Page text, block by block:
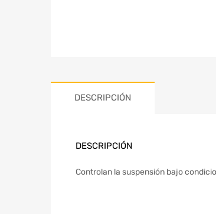
DESCRIPCIÓN
DESCRIPCIÓN
Controlan la suspensión bajo